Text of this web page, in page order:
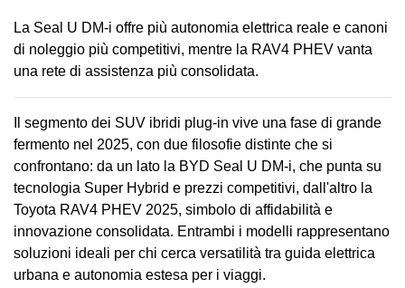
La Seal U DM-i offre più autonomia elettrica reale e canoni
di noleggio più competitivi, mentre la RAV4 PHEV vanta
una rete di assistenza più consolidata.
Il segmento dei SUV ibridi plug-in vive una fase di grande
fermento nel 2025, con due filosofie distinte che si
confrontano: da un lato la BYD Seal U DM-i, che punta su
tecnologia Super Hybrid e prezzi competitivi, dall'altro la
Toyota RAV4 PHEV 2025, simbolo di affidabilità e
innovazione consolidata. Entrambi i modelli rappresentano
soluzioni ideali per chi cerca versatilità tra guida elettrica
urbana e autonomia estesa per i viaggi.